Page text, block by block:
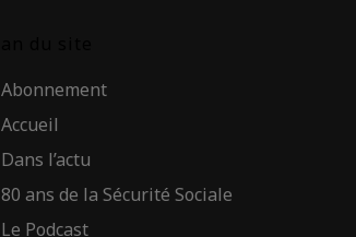
Abonnement
Accueil
Dans l’actu
80 ans de la Sécurité Sociale
Le Podcast